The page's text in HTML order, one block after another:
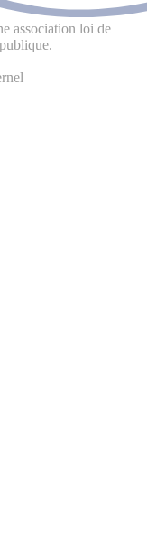
association loi de